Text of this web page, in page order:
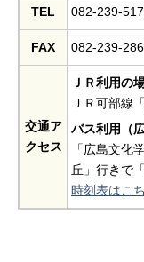
TEL 082-239-
FAX 082-239-
交通ア
クセス
ＪＲ利用の
ＪＲ可部線
バス利用（
「広島文化
丘」行きで
時刻表はこ